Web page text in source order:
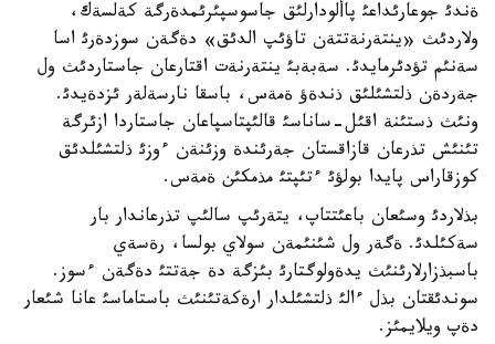
ةندئ جوعارئداعئ پاألودارلئق جاسوسپئرئمدةرگة كةلسةك،
ولاردئث «ينتةرنةتتةن تاؤئپ الدئق» دةگةن سوزدةرئ اسا
سةنئم تؤدئرمايدئ. سةبةبئ ينتةرنةت اقتارعان جاستاردئث ول
جةردةن ذلتشئلئق ذندةؤ ةمةس، باسقا نارسةلةر ئزدةيدئ.
ونئث ذستئنة اقئل-ساناسئ قالئپتاسپاعان جاستاردا ازئرگة
تئنئش تذرعان قازاقستان جةرئندة وزئنةن ءوزئ ذلتشئلدئق
كوزقاراس پايدا بولؤئ ءتئپتئ مذمكئن ةمةس.
بذلاردئ وسئعان باعئتتاپ، يتةرئپ سالئپ تذرعاندار بار
سةكئلدئ. ةگةر ول شئنئمةن سولاي بولسا، رةسةي
باسبذزارلارئنئث يدةولوگتارئ بئزگة دة جةتتئ دةگةن ءسوز.
سوندئقتان بذل ءالئ ذلتشئلدار ارةكةتئنئث باستاماسئ عانا شئعار
دةپ ويلايمئز.